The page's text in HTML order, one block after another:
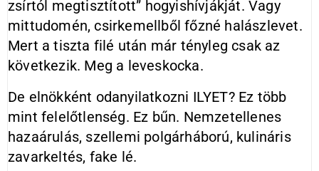
zsírtól megtisztított” hogyishívjákját. Vagy
mittudomén, csirkemellből főzné halászlevet.
Mert a tiszta filé után már tényleg csak az
következik. Meg a leveskocka.
De elnökként odanyilatkozni ILYET? Ez több
mint felelőtlenség. Ez bűn. Nemzetellenes
hazaárulás, szellemi polgárháború, kulináris
zavarkeltés, fake lé.